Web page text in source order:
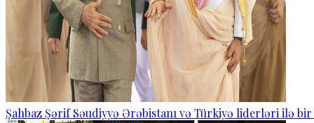
Şahbaz Şərif Səudiyyə Ərəbistanı və Türkiyə liderləri ilə